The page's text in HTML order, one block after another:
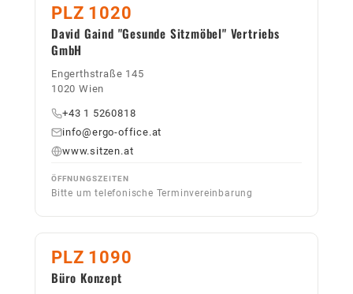
PLZ 1020
David Gaind "Gesunde Sitzmöbel" Vertriebs
GmbH
Engerthstraße 145
1020 Wien
+43 1 5260818
info@ergo-office.at
www.sitzen.at
ÖFFNUNGSZEITEN
Bitte um telefonische Terminvereinbarung
PLZ 1090
Büro Konzept